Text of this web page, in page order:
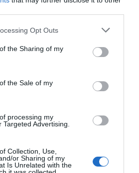
Opt Outs
the Sharing of my
the Sale of my
processing my
Advertising.
Collection, Use,
or Sharing of my
Is Unrelated with the
conselleries,
o rectors
Ariadna Marín i Germán
la renovació acordada fa
Ariadna Marín
—directora
Coatresa Group— continua
però l’acompanyen el
Bon Preu,Joan Font
d’Abac Capital; i Xavier Fitó